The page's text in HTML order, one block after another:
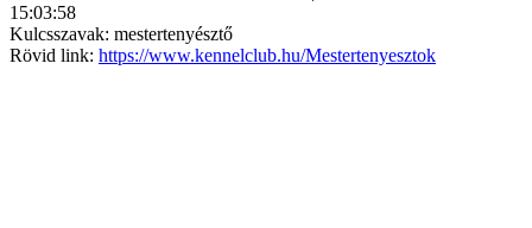
15:03:58
Kulcsszavak: mestertenyésztő
Rövid link: https://www.kennelclub.hu/Mestertenyesztok